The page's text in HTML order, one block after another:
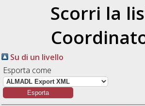
Scorri la
Su di un livello
Esporta come